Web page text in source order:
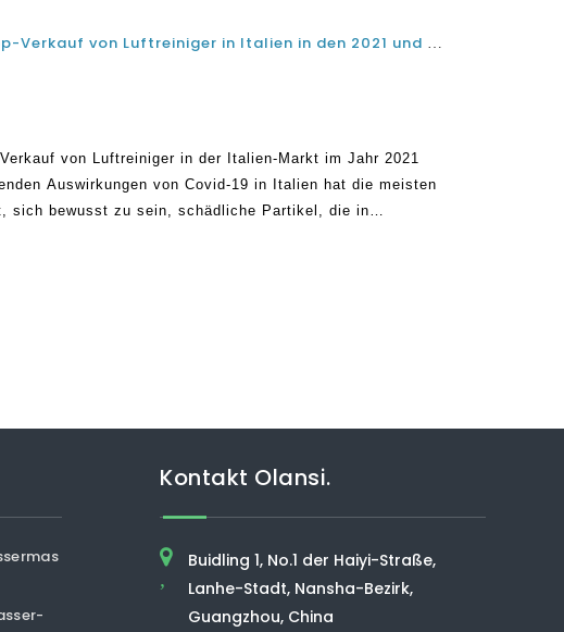
Was ist der beste Top-Verkauf von Luftreiniger in Italien in den 2021 und 2022?
von Luftreiniger in der Italien-Markt im Jahr 2021
Auswirkungen von Covid-19 in Italien hat die meisten
sich bewusst zu sein, schädliche Partikel, die in
Experten das 20
Kontakt Olansi.
,
Buidling 1, No.1 der Haiyi-Straße,
Lanhe-Stadt, Nansha-Bezirk,
Guangzhou, China